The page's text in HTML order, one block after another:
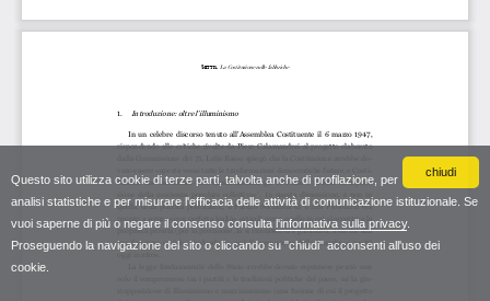
chiudi
Questo sito utilizza cookie di terze parti, talvolta anche di profilazione, per
analisi statistiche e per misurare l'efficacia delle attività di comunicazione istituzionale. Se
vuoi saperne di più o negare il consenso consulta l'informativa sulla privacy.
Proseguendo la navigazione del sito o cliccando su "chiudi" acconsenti all'uso dei
cookie.